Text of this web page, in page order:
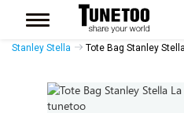
Accessoires Casquettes
Stanley Stella
Tote Bag Stanley